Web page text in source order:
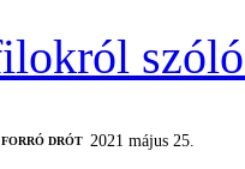
FORRÓ DRÓT 2021 május 25.